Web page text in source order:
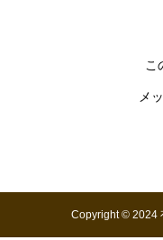
こ
メ
Copyright © 2024